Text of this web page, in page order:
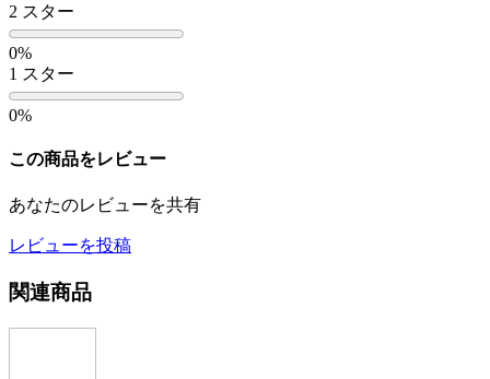
2 スター
0%
1 スター
0%
この商品をレビュー
あなたのレビューを共有
レビューを投稿
関連商品